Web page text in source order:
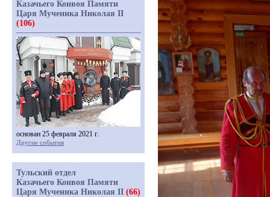
Казачьего Конвоя Памяти
Царя Мученика Николая II
(106)
основан 25 февраля 2021 г.
Другие события
Тульский отдел
Казачьего Конвоя Памяти
Царя Мученика Николая II (66)